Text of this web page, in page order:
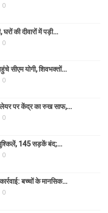
0
की दीवारों में पड़ी…
0
सीएम योगी, शिवभक्तों…
0
पर केंद्र का रुख साफ,…
0
मुश्किलें, 145 सड़कें बंद;…
0
बच्चों के मानसिक…
0